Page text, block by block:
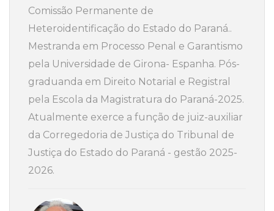
Comissão Permanente de
Heteroidentificação do Estado do Paraná..
Mestranda em Processo Penal e Garantismo
pela Universidade de Girona- Espanha. Pós-
graduanda em Direito Notarial e Registral
pela Escola da Magistratura do Paraná-2025.
Atualmente exerce a função de juiz-auxiliar
da Corregedoria de Justiça do Tribunal de
Justiça do Estado do Paraná - gestão 2025-
2026.